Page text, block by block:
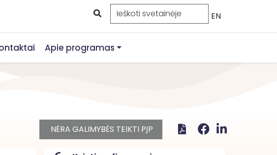
EN
Apie programas
NĖRA GALIMYBĖS TEIKTI PĮP